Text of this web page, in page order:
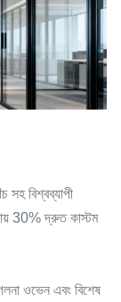
সহ বিশ্বব্যাপী
30% দ্রুত কাস্টম
ওভেন এবং বিশেষ